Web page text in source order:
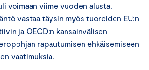
voimaan viime vuoden alusta.
vastaa täysin myös tuoreiden EU:n
ja OECD:n kansainvälisen
rapautumisen ehkäisemiseen
vaatimuksia.